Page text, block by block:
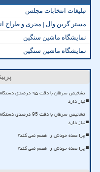
تبلیغات انتخابات مجلس
مستر گرین وال | مجری و طراح
نمایشگاه ماشین سنگین
نمایشگاه ماشین سنگین
تشخیص سرطان با
نیاز دارد
تشخیص سرطان با
نیاز دارد
چرا معده خودش را هضم نمی کند؟
چرا معده خودش را هضم نمی کند؟